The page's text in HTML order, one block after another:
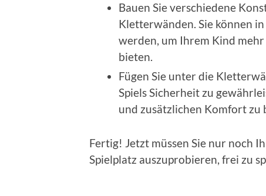
Bauen Sie verschiedene
Kletterwänden. Sie können
werden, um Ihrem Kind
bieten.
Fügen Sie unter die
Spiels Sicherheit zu
und zusätzlichen Komfort zu
Fertig! Jetzt müssen Sie nur noch
Spielplatz auszuprobieren, frei zu